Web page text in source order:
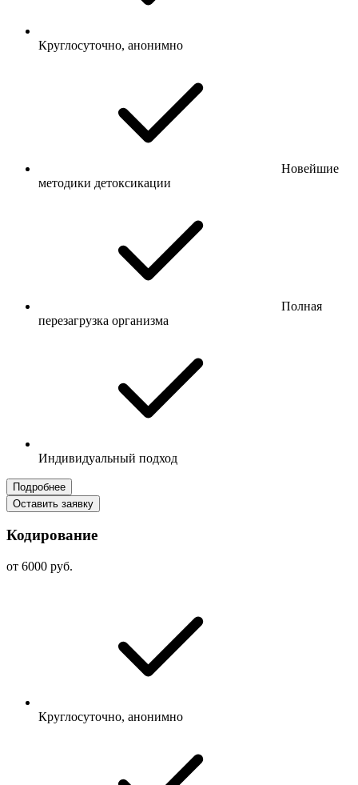
Круглосуточно, анонимно
Новейшие
методики детоксикации
Полная
перезагрузка организма
Индивидуальный подход
Подробнее
Оставить заявку
Кодирование
от 6000 руб.
Круглосуточно, анонимно